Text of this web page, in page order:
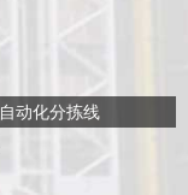
自动化分拣线